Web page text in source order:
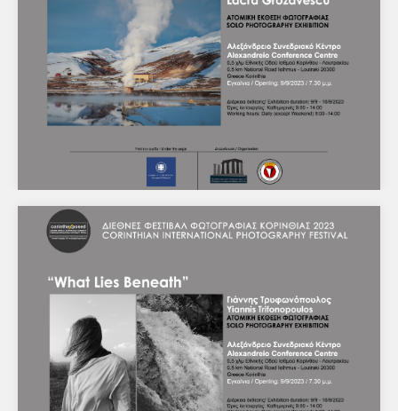
Φωτογραφίας Κορινθίας 2023 Αλεξάνδρειο Συνεδριακό
Κέντρο / Λουτράκι / Ισθμός Κορίνθου Το Διεθνές
Φεστιβάλ Φωτογραφίας…
Ατομική έκθεση φωτογραφίας της Lăcră
Grozăvescu με τίτλο "This Place was a Shelter"
ΔΕΛΤΙΟ ΤΥΠΟΥ Κόρινθος, 7/8/2023 Διεθνές Φεστιβάλ
Φωτογραφίας Κορινθίας 2023Αλεξάνδρειο Συνεδριακό
Κέντρο / Λουτράκι / Ισθμός Κορίνθου Το Διεθνές
Φεστιβάλ…